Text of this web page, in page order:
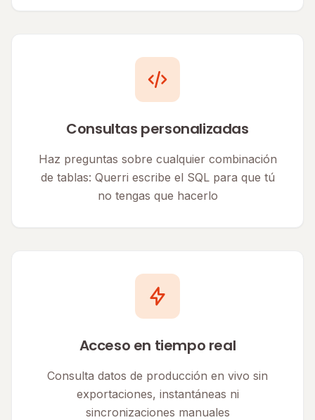
Consultas personalizadas
Haz preguntas sobre cualquier combinación
de tablas: Querri escribe el SQL para que tú
no tengas que hacerlo
Acceso en tiempo real
Consulta datos de producción en vivo sin
exportaciones, instantáneas ni
sincronizaciones manuales